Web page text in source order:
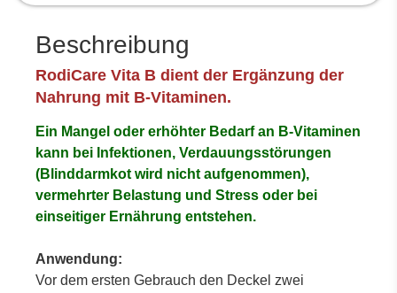
Beschreibung
RodiCare Vita B dient der Ergänzung der
Nahrung mit B-Vitaminen.
Ein Mangel oder erhöhter Bedarf an B-Vitaminen
kann bei Infektionen, Verdauungsstörungen
(Blinddarmkot wird nicht aufgenommen),
vermehrter Belastung und Stress oder bei
einseitiger Ernährung entstehen.
Anwendung:
Vor dem ersten Gebrauch den Deckel zwei